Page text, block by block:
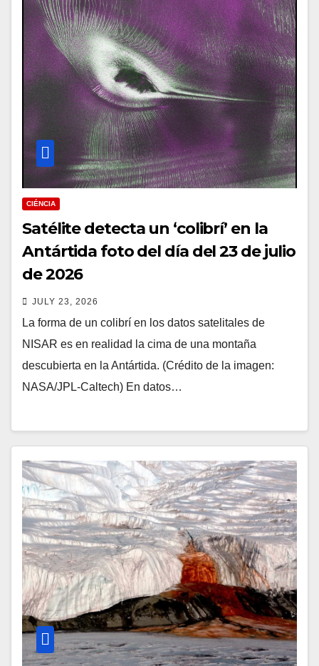
CIÉNCIA
Satélite detecta un ‘colibrí’ en la
Antártida foto del día del 23 de julio
de 2026
JULY 23, 2026
La forma de un colibrí en los datos satelitales de
NISAR es en realidad la cima de una montaña
descubierta en la Antártida. (Crédito de la imagen:
NASA/JPL-Caltech) En datos…